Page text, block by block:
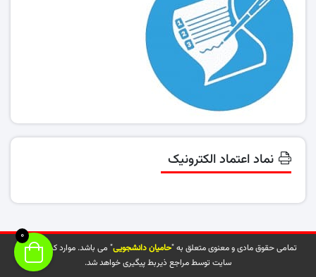
نماد اعتماد الکترونیک
تمامی حقوق مادی و معنوی متعلق به "حامیان دانشجویی" می باشد. موارد کپی شده از
سایت توسط مراجع ذیربط پیگیری خواهد شد.
0